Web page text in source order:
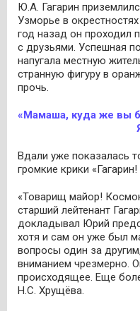
Ю.А. Гагарин
Узморье в
год назад он проходил
с друзьями. Успешная
напугала местную
странную фигуру в
прочь.
«Мамаша, куда же вы
Вдали уже показалась
громкие крики
«Товарищ майор!
старший лейтенант
докладывал Юрий
хотя и сам он уже был
вопросы один за
вниманием чрезмерно.
происходящее. Еще
Н.С. Хрущёва.